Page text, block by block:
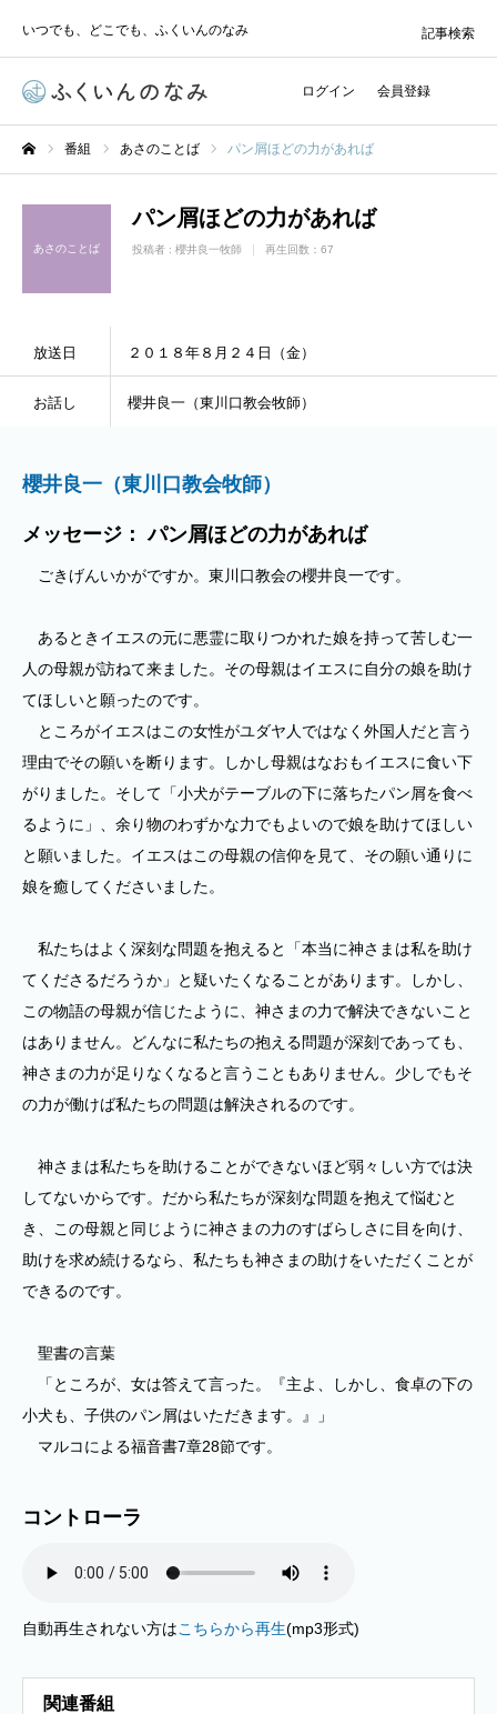
いつでも、どこでも、ふくいんのなみ
ログイン 会員登録
記事検索
番組 あさのことば パン屑ほどの力があれば
あさのことば
パン屑ほどの力があれば
投稿者 : 櫻井良一牧師 再生回数：67
放送日 ２０１８年８月２４日（金）
お話し 櫻井良一（東川口教会牧師）
櫻井良一（東川口教会牧師）
メッセージ： パン屑ほどの力があれば
ごきげんいかがですか。東川口教会の櫻井良一です。
あるときイエスの元に悪霊に取りつかれた娘を持って苦しむ一
人の母親が訪ねて来ました。その母親はイエスに自分の娘を助け
てほしいと願ったのです。
ところがイエスはこの女性がユダヤ人ではなく外国人だと言う
理由でその願いを断ります。しかし母親はなおもイエスに食い下
がりました。そして「小犬がテーブルの下に落ちたパン屑を食べ
るように」、余り物のわずかな力でもよいので娘を助けてほしい
と願いました。イエスはこの母親の信仰を見て、その願い通りに
娘を癒してくださいました。
私たちはよく深刻な問題を抱えると「本当に神さまは私を助け
てくださるだろうか」と疑いたくなることがあります。しかし、
この物語の母親が信じたように、神さまの力で解決できないこと
はありません。どんなに私たちの抱える問題が深刻であっても、
神さまの力が足りなくなると言うこともありません。少しでもそ
の力が働けば私たちの問題は解決されるのです。
神さまは私たちを助けることができないほど弱々しい方では決
してないからです。だから私たちが深刻な問題を抱えて悩むと
き、この母親と同じように神さまの力のすばらしさに目を向け、
助けを求め続けるなら、私たちも神さまの助けをいただくことが
できるのです。
聖書の言葉
「ところが、女は答えて言った。『主よ、しかし、食卓の下の
小犬も、子供のパン屑はいただきます。』」
マルコによる福音書7章28節です。
コントローラ
自動再生されない方はこちらから再生(mp3形式)
関連番組